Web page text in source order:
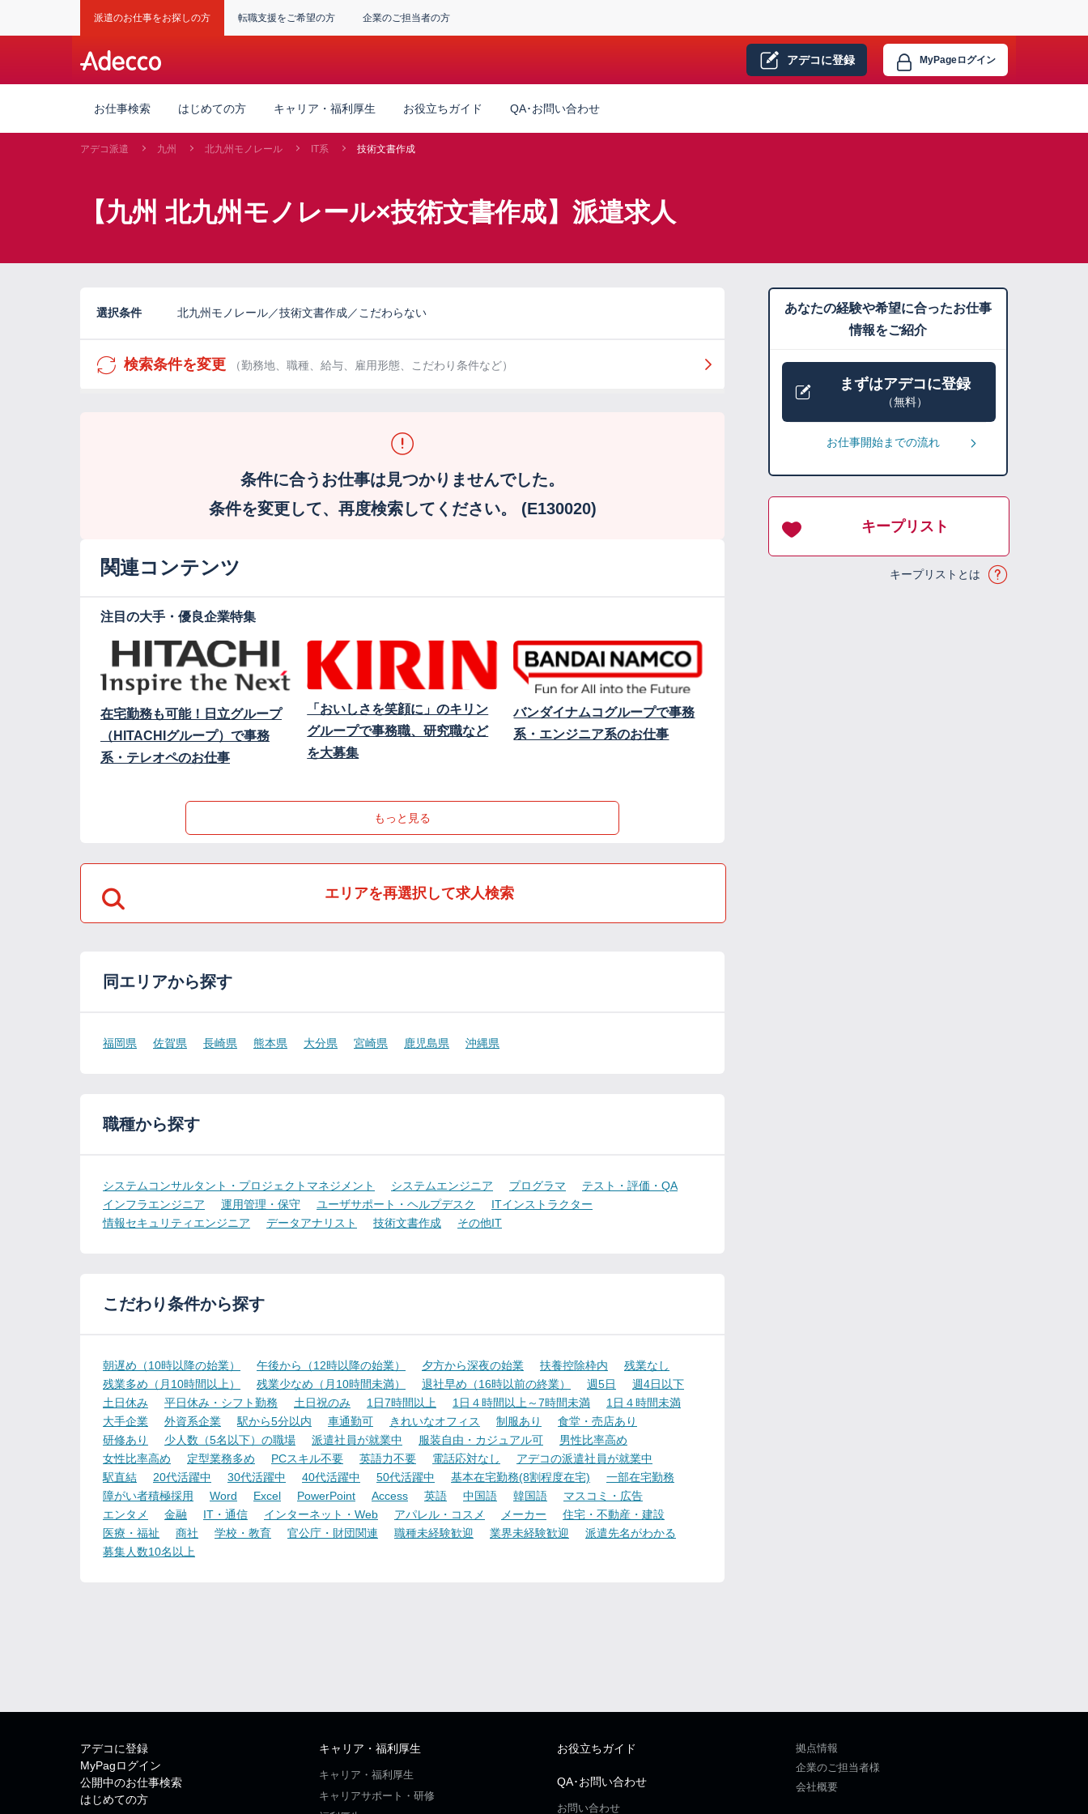
派遣のお仕事をお探しの方 転職支援をご希望の方 企業のご担当者の方
アデコに登録 MyPageログイン
お仕事検索 はじめての方 キャリア・福利厚生 お役立ちガイド QA･お問い合わせ
アデコ派遣 九州 北九州モノレール IT系 技術文書作成
【九州 北九州モノレール×技術文書作成】派遣求人
選択条件 北九州モノレール／技術文書作成／こだわらない
検索条件を変更 （勤務地、職種、給与、雇用形態、こだわり条件など）
条件に合うお仕事は見つかりませんでした。
条件を変更して、再度検索してください。 (E130020)
関連コンテンツ
注目の大手・優良企業特集
在宅勤務も可能！日立グループ
（HITACHIグループ）で事務
系・テレオペのお仕事
「おいしさを笑顔に」のキリン
グループで事務職、研究職など
を大募集
バンダイナムコグループで事務
系・エンジニア系のお仕事
もっと見る
エリアを再選択して求人検索
同エリアから探す
福岡県 佐賀県 長崎県 熊本県 大分県 宮崎県 鹿児島県 沖縄県
職種から探す
システムコンサルタント・プロジェクトマネジメント システムエンジニア プログラマ
テスト・評価・QA
インフラエンジニア
運用管理・保守 ユーザサポート・ヘルプデスク
ITインストラクター
情報セキュリティエンジニア
データアナリスト 技術文書作成 その他IT
こだわり条件から探す
朝遅め（10時以降の始業） 午後から（12時以降の始業） 夕方から深夜の始業 扶養控除枠内
残業なし
残業多め（月10時間以上）
残業少なめ（月10時間未満） 退社早め（16時以前の終業） 週5日
週4日以下
土日休み
平日休み・シフト勤務 土日祝のみ 1日7時間以上 1日４時間以上～7時間未満
1日４時間未満
大手企業
外資系企業 駅から5分以内 車通勤可 きれいなオフィス 制服あり
食堂・売店あり
研修あり
少人数（5名以下）の職場 派遣社員が就業中 服装自由・カジュアル可
男性比率高め
女性比率高め
定型業務多め PCスキル不要 英語力不要 電話応対なし
アデコの派遣社員が就業中
駅直結
20代活躍中 30代活躍中 40代活躍中 50代活躍中 基本在宅勤務(8割程度在宅)
一部在宅勤務
障がい者積極採用
Word Excel PowerPoint Access 英語 中国語 韓国語
マスコミ・広告
エンタメ
金融 IT・通信 インターネット・Web アパレル・コスメ メーカー
住宅・不動産・建設
医療・福祉
商社 学校・教育 官公庁・財団関連 職種未経験歓迎 業界未経験歓迎
派遣先名がわかる
募集人数10名以上
あなたの経験や希望に合ったお仕事
情報をご紹介
まずはアデコに登録
（無料）
お仕事開始までの流れ
キープリスト
キープリストとは
アデコに登録
MyPagログイン
公開中のお仕事検索
はじめての方
キャリア・福利厚生
キャリア・福利厚生
キャリアサポート・研修
お役立ちガイド
QA･お問い合わせ
お問い合わせ
拠点情報
企業のご担当者様
会社概要